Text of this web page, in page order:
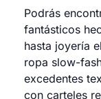
Podrás
fantásticos
hasta joyería
ropa slow-
excedentes
con carteles